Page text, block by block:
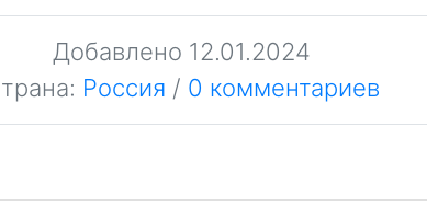
Добавлено 12.01.2024
Россия / 0 комментариев